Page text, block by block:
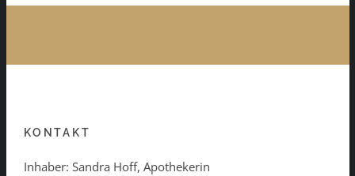
KONTAKT
Inhaber: Sandra Hoff, Apothekerin